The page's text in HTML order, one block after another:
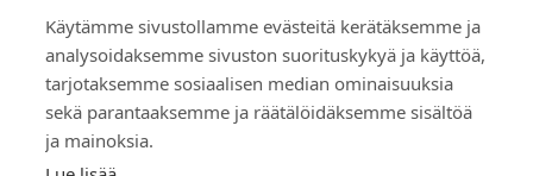
Käytämme sivustollamme evästeitä kerätäksemme ja
analysoidaksemme sivuston suorituskykyä ja käyttöä,
tarjotaksemme sosiaalisen median ominaisuuksia
sekä parantaaksemme ja räätälöidäksemme sisältöä
ja mainoksia.